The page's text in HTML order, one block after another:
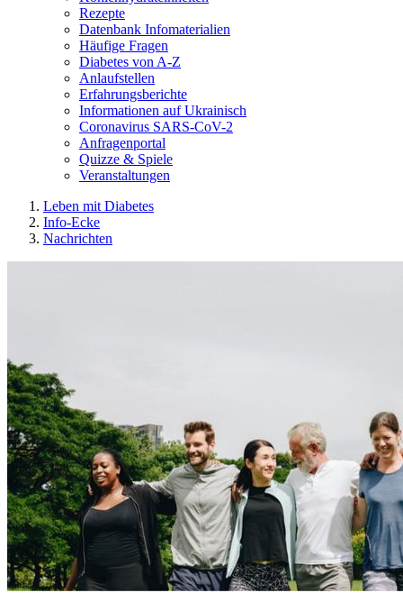
Rezepte
Datenbank Infomaterialien
Häufige Fragen
Diabetes von A-Z
Anlaufstellen
Erfahrungsberichte
Informationen auf Ukrainisch
Coronavirus SARS-CoV-2
Anfragenportal
Quizze & Spiele
Veranstaltungen
Leben mit Diabetes
Info-Ecke
Nachrichten